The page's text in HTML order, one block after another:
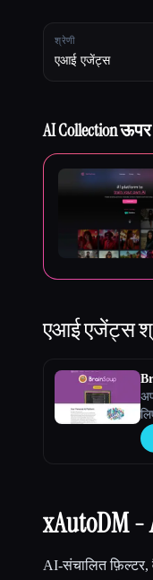
श्रेणी
एआई एजेंट्स
AI Collection
एआई एजेंट्स
xAutoDM -
AI-संचालित